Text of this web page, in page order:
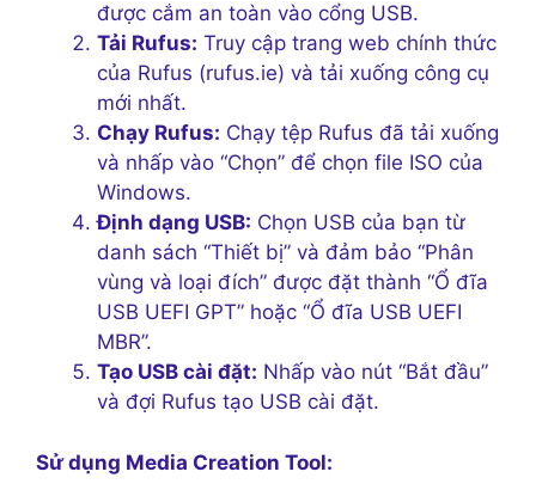
được cắm an toàn vào cổng USB.
Tải Rufus: Truy cập trang web chính thức
của Rufus (rufus.ie) và tải xuống công cụ
mới nhất.
Chạy Rufus: Chạy tệp Rufus đã tải xuống
và nhấp vào “Chọn” để chọn file ISO của
Windows.
Định dạng USB: Chọn USB của bạn từ
danh sách “Thiết bị” và đảm bảo “Phân
vùng và loại đích” được đặt thành “Ổ đĩa
USB UEFI GPT” hoặc “Ổ đĩa USB UEFI
MBR”.
Tạo USB cài đặt: Nhấp vào nút “Bắt đầu”
và đợi Rufus tạo USB cài đặt.
Sử dụng Media Creation Tool: